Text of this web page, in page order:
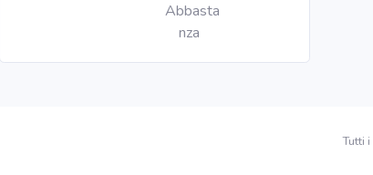
Abbasta
nza
Tutti